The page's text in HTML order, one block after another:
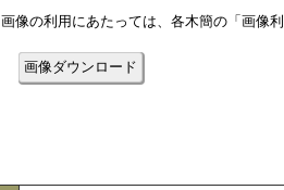
画像の利用にあたっては、各木簡の「画像
画像ダウンロード